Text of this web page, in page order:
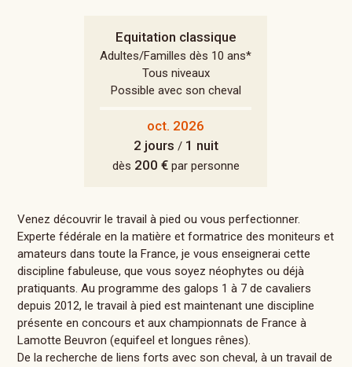
Equitation classique
Adultes/Familles dès 10 ans*
Tous niveaux
Possible avec son cheval
oct. 2026
2 jours / 1 nuit
dès 200 €par personne
Venez découvrir le travail à pied ou vous perfectionner.
Experte fédérale en la matière et formatrice des moniteurs et
amateurs dans toute la France, je vous enseignerai cette
discipline fabuleuse, que vous soyez néophytes ou déjà
pratiquants. Au programme des galops 1 à 7 de cavaliers
depuis 2012, le travail à pied est maintenant une discipline
présente en concours et aux championnats de France à
Lamotte Beuvron (equifeel et longues rênes).
De la recherche de liens forts avec son cheval, à un travail de